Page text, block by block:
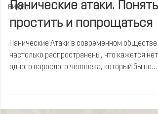
ВИДЕО
Панические атаки. Понять,
простить и попрощаться
Панические Атаки в современном обществе
настолько распространены, что кажется нет
одного взрослого человека, который бы не